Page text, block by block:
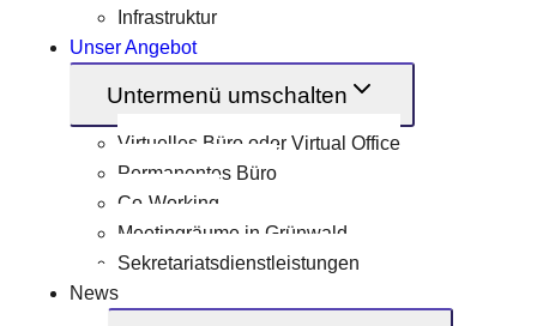
Infrastruktur
Unser Angebot
Untermenü umschalten
Virtuelles Büro oder Virtual Office
Permanentes Büro
Co-Working
Meetingräume in Grünwald
Sekretariatsdienstleistungen
News